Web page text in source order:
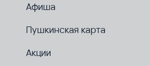
Афиша
Пушкинская карта
Акции